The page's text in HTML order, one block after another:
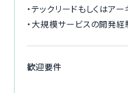
・テックリードもしくはア
・大規模サービスの開発経
歓迎要件